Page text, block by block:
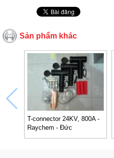
Sản phẩm khác
T-connector 24KV, 800A -
Raychem - Đức